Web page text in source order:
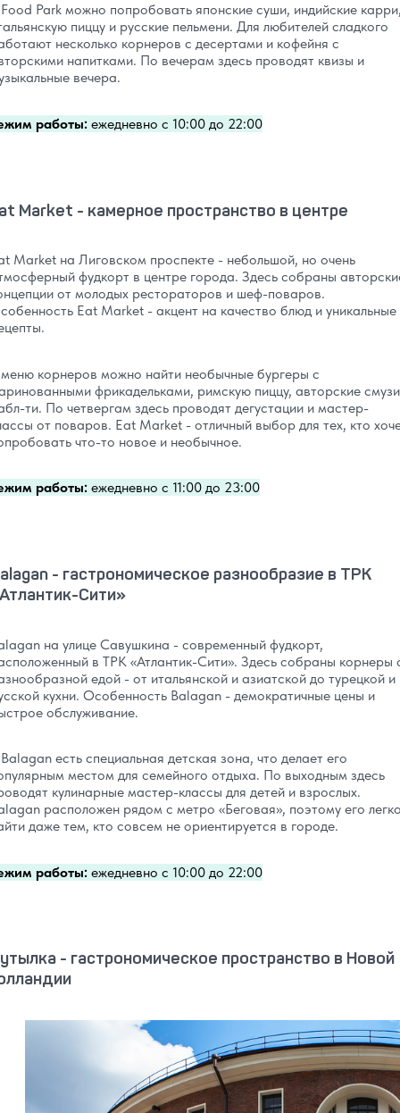
Park можно попробовать японские суши, индийские
пиццу и русские пельмени. Для любителей сладкого
несколько корнеров с десертами и кофейня с
напитками. По вечерам здесь проводят квизы и
вечера.
работы: ежедневно с 10:00 до 22:00
Market - камерное пространство в центре
Market на Лиговском проспекте - небольшой, но очень
фудкорт в центре города. Здесь собраны
от молодых рестораторов и шеф-поваров.
Eat Market - акцент на качество блюд и уникальные
корнеров можно найти необычные бургеры с
фрикадельками, римскую пиццу, авторские
ти. По четвергам здесь проводят дегустации и мастер-
от поваров. Eat Market - отличный выбор для тех, кто
что-то новое и необычное.
работы: ежедневно с 11:00 до 23:00
- гастрономическое разнообразие в ТРК
Сити»
на улице Савушкина - современный фудкорт,
в ТРК «‎Атлантик-Сити». Здесь собраны корнеры
едой - от итальянской и азиатской до турецкой и
кухни. Особенность Balagan - демократичные цены и
обслуживание.
есть специальная детская зона, что делает его
местом для семейного отдыха. По выходным здесь
кулинарные мастер-классы для детей и взрослых.
расположен рядом с метро «‎Беговая», поэтому его
даже тем, кто совсем не ориентируется в городе.
работы: ежедневно с 10:00 до 22:00
- гастрономическое пространство в Новой